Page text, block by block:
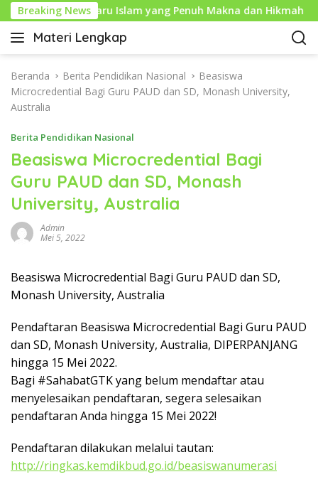
a
Breaking News
Tahun Baru Islam yang Penuh Makna dan Hikmah
Materi Lengkap
I
f
o
P
n
d
i
d
i
a
e
n
k
a
Beranda Berita Pendidikan Nasional
Beasiswa
Microcredential Bagi Guru PAUD dan SD, Monash University,
Australia
Berita Pendidikan Nasional
Beasiswa Microcredential Bagi
Guru PAUD dan SD, Monash
University, Australia
Admin
Mei 5, 2022
Beasiswa Microcredential Bagi Guru PAUD dan SD,
Monash University, Australia
Pendaftaran Beasiswa Microcredential Bagi Guru PAUD
dan SD, Monash University, Australia, DIPERPANJANG
hingga 15 Mei 2022.
Bagi #SahabatGTK yang belum mendaftar atau
menyelesaikan pendaftaran, segera selesaikan
pendaftaran Anda hingga 15 Mei 2022!
Pendaftaran dilakukan melalui tautan:
http://ringkas.kemdikbud.go.id/beasiswanumerasi